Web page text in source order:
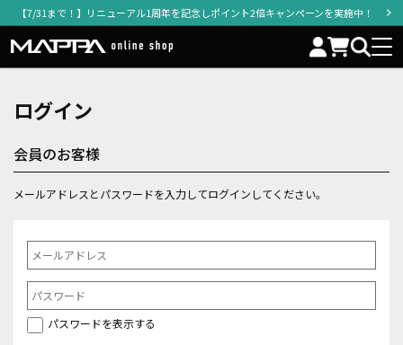
【7/31まで！】リニューアル1周年を記念しポイント2倍キャンペーンを実施中！
ログイン
会員のお客様
メールアドレスとパスワードを入力してログインしてください。
パスワードを表示する